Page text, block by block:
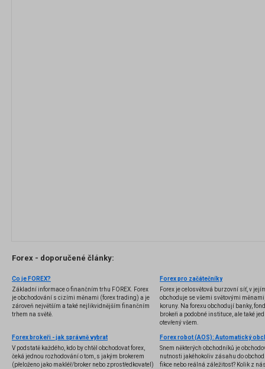
Forex - doporučené články:
Co je FOREX?
Základní informace o finančním trhu FOREX. Forex
je obchodování s cizími měnami (forex trading) a je
zároveň největším a také nejlikvidnějším finančním
trhem na světě.
Forex pro začátečníky
Forex je celosvětová burzovní síť, v
obchoduje se všemi světovými
koruny. Na forexu obchodují banky,
brokeři a podobné instituce, ale také
otevřený všem.
Forex brokeři - jak správně vybrat
V podstatě každého, kdo by chtěl obchodovat forex,
čeká jednou rozhodování o tom, s jakým brokerem
(přeloženo jako makléř/broker nebo zprostředkovatel)
Snem některých obchodníků je
nutnosti jakéhokoliv zásahu do
fikce nebo reálná záležitost? Kolik z